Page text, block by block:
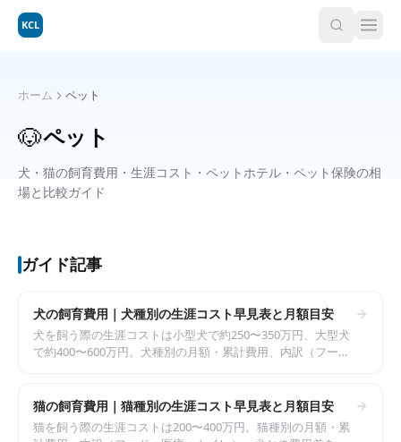
KCL
ホーム ペット
🐶ペット
犬・猫の飼育費用・生涯コスト・ペットホテル・ペット保険の相
場と比較ガイド
ガイド記事
犬の飼育費用｜犬種別の生涯コスト早見表と月額目安
犬を飼う際の生涯コストは小型犬で約250〜350万円、大型犬
で約400〜600万円。犬種別の月額・累計費用、内訳（フー
猫の飼育費用｜猫種別の生涯コスト早見表と月額目安
猫を飼う際の生涯コストは200〜400万円。猫種別の月額・累